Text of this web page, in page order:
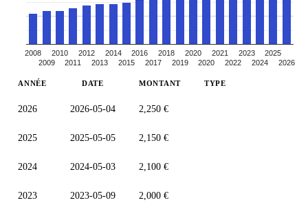
2008
2009
2010
2011
2012
2013
2014
2015
2016
2017
2018
2019
2020
2020
2021
2022
2023
2024
2025
2026
ANNÉE DATE MONTANT TYPE
2026 2026-05-04 2,250 €
2025 2025-05-05 2,150 €
2024 2024-05-03 2,100 €
2023 2023-05-09 2,000 €